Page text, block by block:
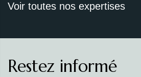
Voir toutes nos expertises
Restez informé